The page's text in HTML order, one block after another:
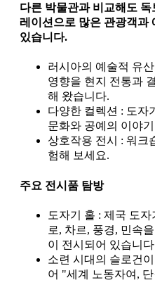
다른 박물관과 비교해도
레이션으로 많은 관광객과
있습니다.
러시아의 예술적 유
영향을 현지 전통과
해 왔습니다.
다양한 컬렉션 : 도자
문화와 공예의 이야
상호작용 전시 : 워크
험해 보세요.
주요 전시품 탐방
도자기 홀 : 제국 도
로, 차르, 풍경, 민속
이 전시되어 있습니
소련 시대의 슬로건
어 "세계 노동자여,